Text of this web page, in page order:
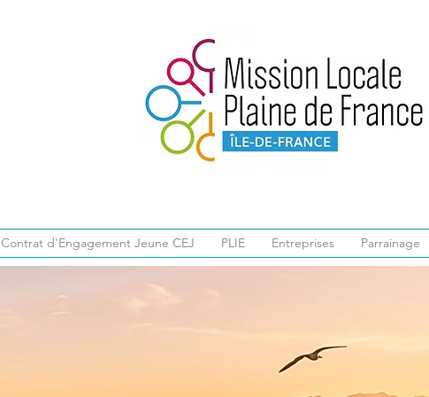
Contrat d'Engagement Jeune CEJ PLIE Entreprises Parrainage
Horaires